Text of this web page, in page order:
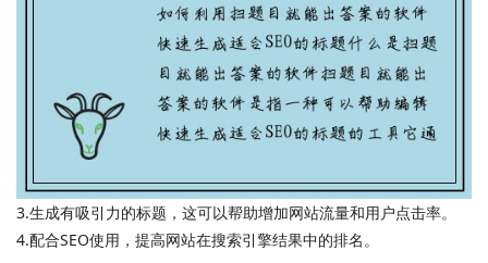
3.生成有吸引力的标题，这可以帮助增加网站流量和用户点击率。
4.配合SEO使用，提高网站在搜索引擎结果中的排名。